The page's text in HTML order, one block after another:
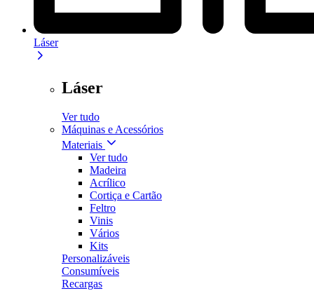
Láser
Láser
Ver tudo
Máquinas e Acessórios
Materiais
Ver tudo
Madeira
Acrílico
Cortiça e Cartão
Feltro
Vinis
Vários
Kits
Personalizáveis
Consumíveis
Recargas